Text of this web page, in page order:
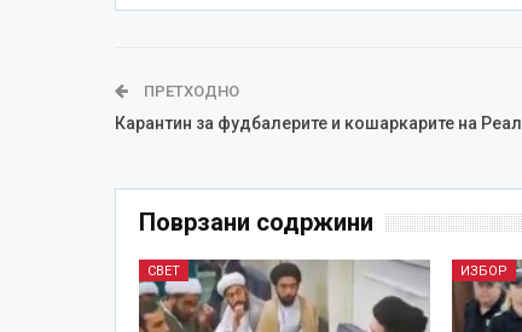
ПРЕТХОДНО
Карантин за фудбалерите и кошаркарите на Реал
Поврзани содржини
СВЕТ ИЗБОР